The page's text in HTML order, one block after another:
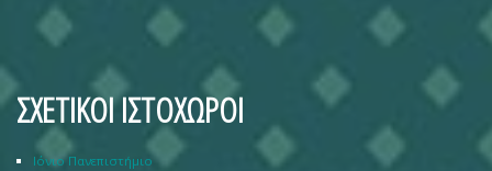
ΣΧΕΤΙΚΟΙ ΙΣΤΟΧΩΡΟΙ
Ιόνιο Πανεπιστήμιο